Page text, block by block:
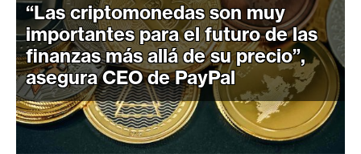
p
t
o
M
e
r
c
“Las criptomonedas son muy
importantes para el futuro de las
finanzas más allá de su precio”,
asegura CEO de PayPal